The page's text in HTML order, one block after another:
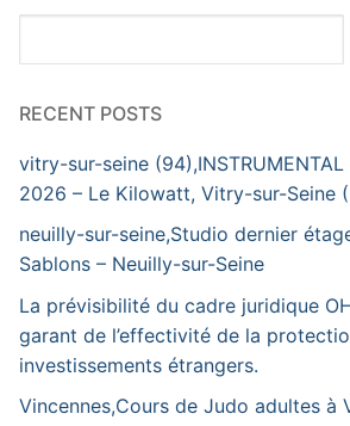
RECENT POSTS
vitry-sur-seine
2026 – Le Kilowatt, Vitry-sur-Seine
neuilly-sur-seine,Studio dernier
Sablons – Neuilly-sur-Seine
La prévisibilité du cadre juridique
garant de l’effectivité de la
investissements étrangers.
Vincennes,Cours de Judo adultes à